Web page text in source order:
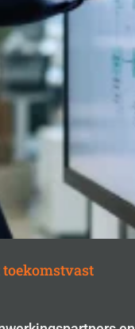
toekomstvast